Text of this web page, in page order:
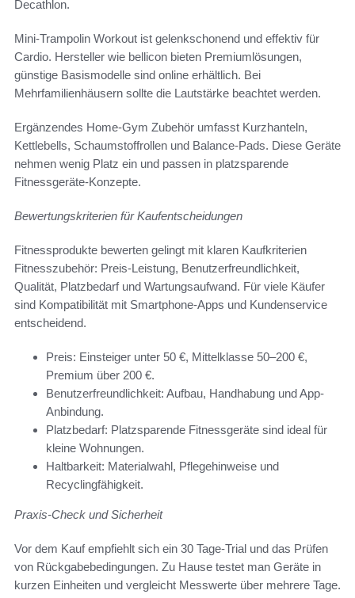
Decathlon.
Mini-Trampolin Workout ist gelenkschonend und effektiv für
Cardio. Hersteller wie bellicon bieten Premiumlösungen,
günstige Basismodelle sind online erhältlich. Bei
Mehrfamilienhäusern sollte die Lautstärke beachtet werden.
Ergänzendes Home-Gym Zubehör umfasst Kurzhanteln,
Kettlebells, Schaumstoffrollen und Balance-Pads. Diese Geräte
nehmen wenig Platz ein und passen in platzsparende
Fitnessgeräte-Konzepte.
Bewertungskriterien für Kaufentscheidungen
Fitnessprodukte bewerten gelingt mit klaren Kaufkriterien
Fitnesszubehör: Preis-Leistung, Benutzerfreundlichkeit,
Qualität, Platzbedarf und Wartungsaufwand. Für viele Käufer
sind Kompatibilität mit Smartphone-Apps und Kundenservice
entscheidend.
Preis: Einsteiger unter 50 €, Mittelklasse 50–200 €,
Premium über 200 €.
Benutzerfreundlichkeit: Aufbau, Handhabung und App-
Anbindung.
Platzbedarf: Platzsparende Fitnessgeräte sind ideal für
kleine Wohnungen.
Haltbarkeit: Materialwahl, Pflegehinweise und
Recyclingfähigkeit.
Praxis-Check und Sicherheit
Vor dem Kauf empfiehlt sich ein 30 Tage-Trial und das Prüfen
von Rückgabebedingungen. Zu Hause testet man Geräte in
kurzen Einheiten und vergleicht Messwerte über mehrere Tage.